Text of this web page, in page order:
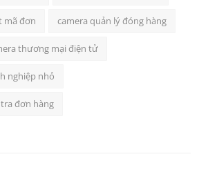
mã đơn camera quản lý đóng hàng
thương mại điện tử
nghiệp nhỏ
đơn hàng